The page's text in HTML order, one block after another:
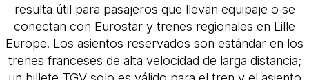
resulta útil para pasajeros que llevan equipaje o se
conectan con Eurostar y trenes regionales en Lille
Europe. Los asientos reservados son estándar en los
trenes franceses de alta velocidad de larga distancia;